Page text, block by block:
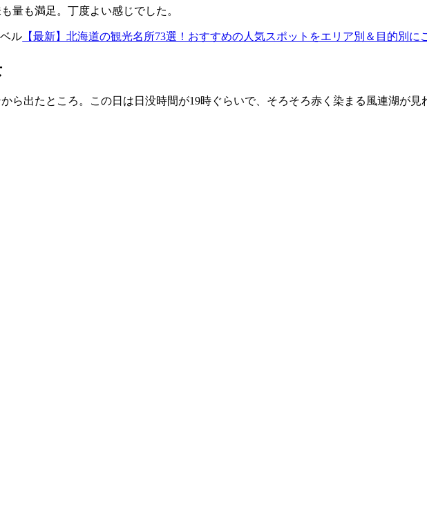
量も満足。丁度よい感じでした。
ル 【最新】北海道の観光名所73選！おすすめの人気スポットをエリア別＆目的別に
ら出たところ。この日は日没時間が19時ぐらいで、そろそろ赤く染まる風連湖が